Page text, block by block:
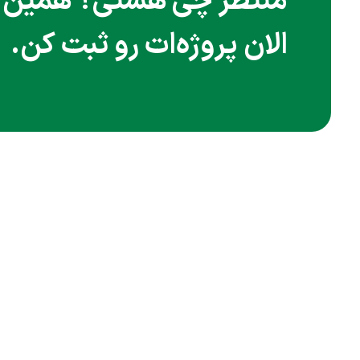
الان پروژه‌ات رو ثبت کن.